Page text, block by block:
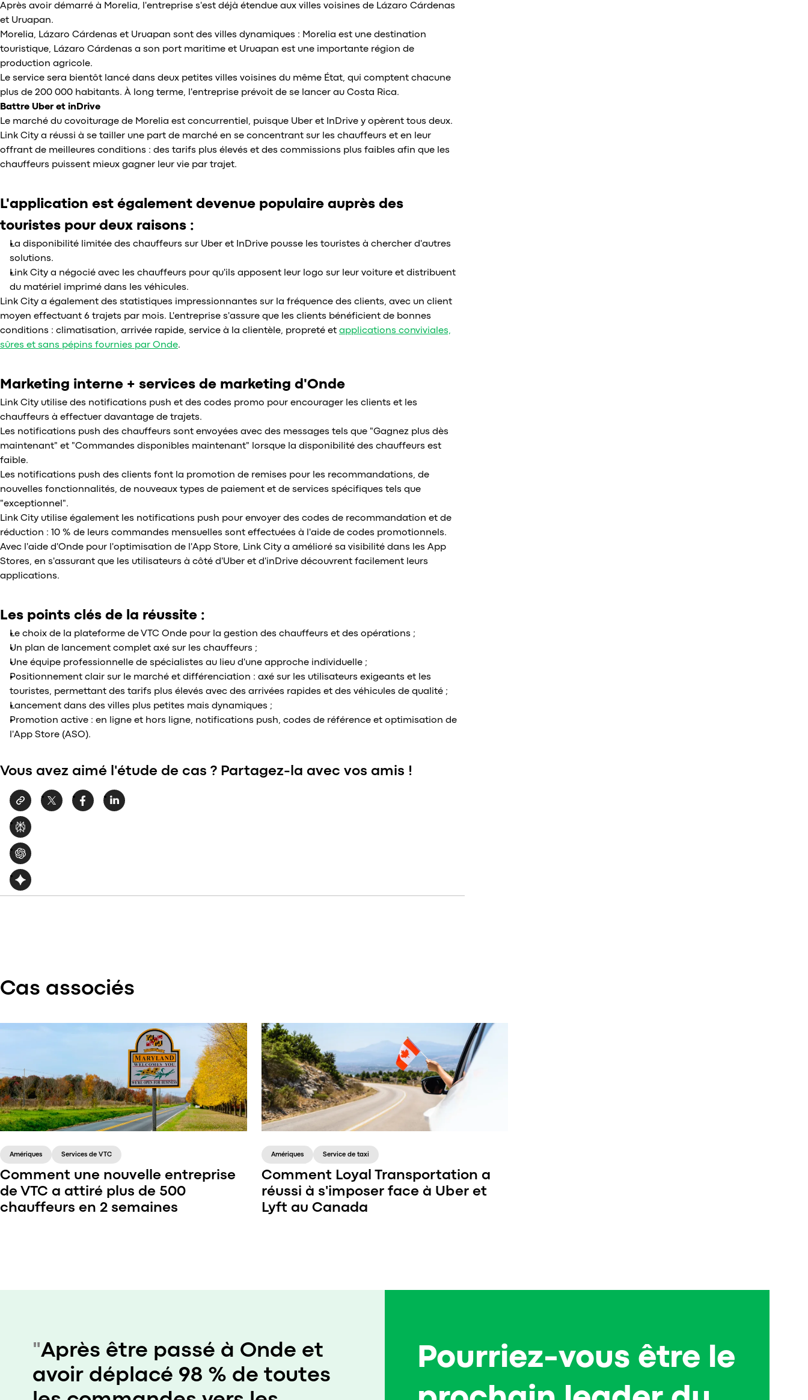
Après avoir démarré à Morelia, l'entreprise s'est déjà étendue aux villes voisines de Lázaro Cárdenas
et Uruapan.
Morelia, Lázaro Cárdenas et Uruapan sont des villes dynamiques : Morelia est une destination
touristique, Lázaro Cárdenas a son port maritime et Uruapan est une importante région de
production agricole.
Le service sera bientôt lancé dans deux petites villes voisines du même État, qui comptent chacune
plus de 200 000 habitants. À long terme, l'entreprise prévoit de se lancer au Costa Rica.
Battre Uber et inDrive
Le marché du covoiturage de Morelia est concurrentiel, puisque Uber et InDrive y opèrent tous deux.
Link City a réussi à se tailler une part de marché en se concentrant sur les chauffeurs et en leur
offrant de meilleures conditions : des tarifs plus élevés et des commissions plus faibles afin que les
chauffeurs puissent mieux gagner leur vie par trajet.
L'application est également devenue populaire auprès des
touristes pour deux raisons :
La disponibilité limitée des chauffeurs sur Uber et InDrive pousse les touristes à chercher d'autres
solutions.
Link City a négocié avec les chauffeurs pour qu'ils apposent leur logo sur leur voiture et distribuent
du matériel imprimé dans les véhicules.
Link City a également des statistiques impressionnantes sur la fréquence des clients, avec un client
moyen effectuant 6 trajets par mois. L'entreprise s'assure que les clients bénéficient de bonnes
conditions : climatisation, arrivée rapide, service à la clientèle, propreté et applications conviviales,
sûres et sans pépins fournies par Onde.
Marketing interne + services de marketing d'Onde
Link City utilise des notifications push et des codes promo pour encourager les clients et les
chauffeurs à effectuer davantage de trajets.
Les notifications push des chauffeurs sont envoyées avec des messages tels que "Gagnez plus dès
maintenant" et "Commandes disponibles maintenant" lorsque la disponibilité des chauffeurs est
faible.
Les notifications push des clients font la promotion de remises pour les recommandations, de
nouvelles fonctionnalités, de nouveaux types de paiement et de services spécifiques tels que
"exceptionnel".
Link City utilise également les notifications push pour envoyer des codes de recommandation et de
réduction : 10 % de leurs commandes mensuelles sont effectuées à l'aide de codes promotionnels.
Avec l'aide d'Onde pour l'optimisation de l'App Store, Link City a amélioré sa visibilité dans les App
Stores, en s'assurant que les utilisateurs à côté d'Uber et d'inDrive découvrent facilement leurs
applications.
Les points clés de la réussite :
Le choix de la plateforme de VTC Onde pour la gestion des chauffeurs et des opérations ;
Un plan de lancement complet axé sur les chauffeurs ;
Une équipe professionnelle de spécialistes au lieu d'une approche individuelle ;
Positionnement clair sur le marché et différenciation : axé sur les utilisateurs exigeants et les
touristes, permettant des tarifs plus élevés avec des arrivées rapides et des véhicules de qualité ;
Lancement dans des villes plus petites mais dynamiques ;
Promotion active : en ligne et hors ligne, notifications push, codes de référence et optimisation de
l'App Store (ASO).
Vous avez aimé l'étude de cas ? Partagez-la avec vos amis !
Cas associés
à une stratégie réfléchie et à des campagnes
de marketing intelligentes.
Amériques Services de VTC
Comment une nouvelle entreprise
de VTC a attiré plus de 500
chauffeurs en 2 semaines
croître régulièrement d’une année sur l’autre,
avec une hausse de 60 % des commandes en
2023 par rapport à 2022, et une croissance
moyenne de 30 % des commandes et des
clients au cours des trois dernières années.
Amériques Service de taxi
Comment Loyal Transportation a
réussi à s'imposer face à Uber et
Lyft au Canada
"Après être passé à Onde et
avoir déplacé 98 % de toutes
Pourriez-vous être le